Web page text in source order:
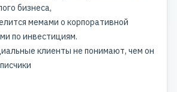
бизнеса,
мемами о корпоративной
по инвестициям.
клиенты не понимают, чем он